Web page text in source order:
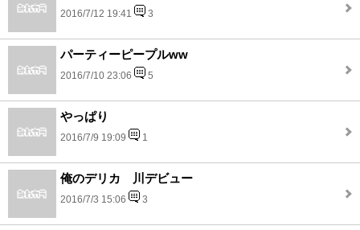
2016/7/12 19:41 3
パーティーピープルww
2016/7/10 23:06 5
やっぱり
2016/7/9 19:09 1
俺のデリカ 川デビュー
2016/7/3 15:06 3